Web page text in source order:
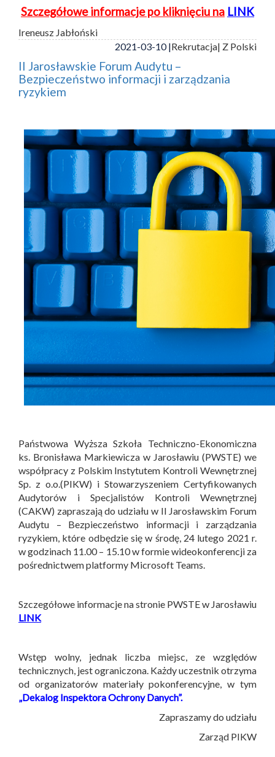
Szczegółowe informacje po kliknięciu na LINK
Ireneusz Jabłoński
2021-03-10 |Rekrutacja| Z Polski
II Jarosławskie Forum Audytu –
Bezpieczeństwo informacji i zarządzania
ryzykiem
Państwowa Wyższa Szkoła Techniczno-Ekonomiczna
ks. Bronisława Markiewicza w Jarosławiu (PWSTE) we
współpracy z Polskim Instytutem Kontroli Wewnętrznej
Sp. z o.o.(PIKW) i Stowarzyszeniem Certyfikowanych
Audytorów i Specjalistów Kontroli Wewnętrznej
(CAKW) zapraszają do udziału w II Jarosławskim Forum
Audytu – Bezpieczeństwo informacji i zarządzania
ryzykiem, które odbędzie się w środę, 24 lutego 2021 r.
w godzinach 11.00 – 15.10 w formie wideokonferencji za
pośrednictwem platformy Microsoft Teams.
Szczegółowe informacje na stronie PWSTE w Jarosławiu
LINK
Wstęp wolny, jednak liczba miejsc, ze względów
technicznych, jest ograniczona. Każdy uczestnik otrzyma
od organizatorów materiały pokonferencyjne, w tym
„Dekalog Inspektora Ochrony Danych”.
Zapraszamy do udziału
Zarząd PIKW